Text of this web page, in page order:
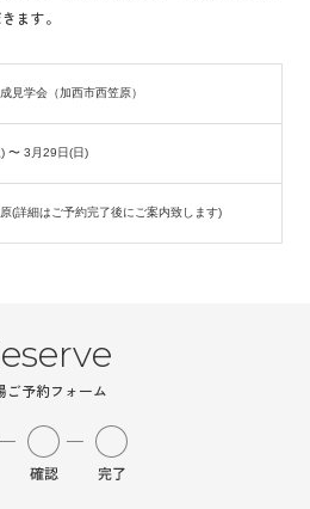
ます。
見学会（加西市西笠原）
)〜 3月29日(日)
(詳細はご予約完了後にご案内致します)
ご予約フォーム